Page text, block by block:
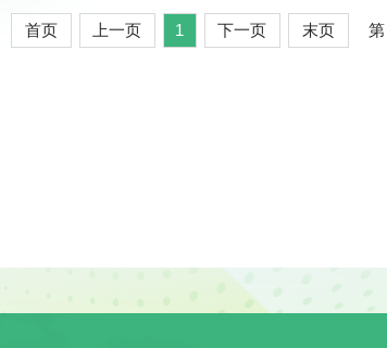
首页 上一页 1 下一页 末页 第